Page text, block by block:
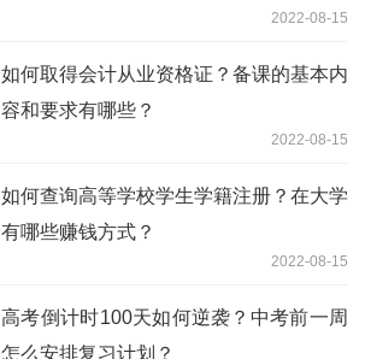
2022-08-15
如何取得会计从业资格证？备课的基本内
容和要求有哪些？
2022-08-15
如何查询高等学校学生学籍注册？在大学
有哪些赚钱方式？
2022-08-15
高考倒计时100天如何逆袭？中考前一周
怎么安排复习计划？